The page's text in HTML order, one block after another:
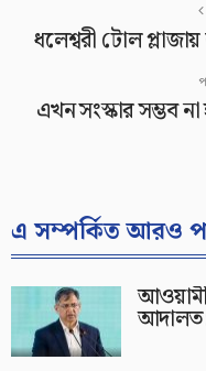
ধলেশ্বরী টোল
এখন সংস্কার সম্ভব
এ সম্পর্কিত আরও
আদালত: